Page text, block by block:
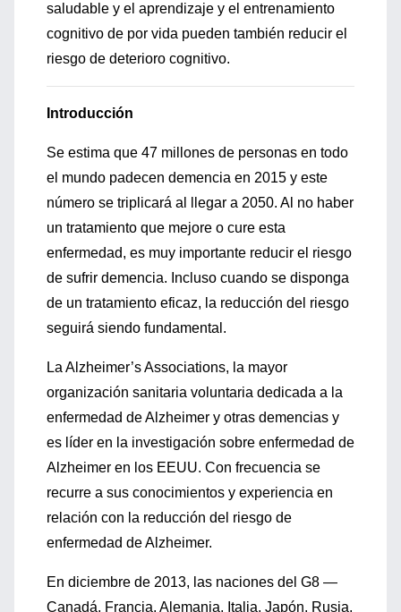
saludable y el aprendizaje y el entrenamiento
cognitivo de por vida pueden también reducir el
riesgo de deterioro cognitivo.
Introducción
Se estima que 47 millones de personas en todo
el mundo padecen demencia en 2015 y este
número se triplicará al llegar a 2050. Al no haber
un tratamiento que mejore o cure esta
enfermedad, es muy importante reducir el riesgo
de sufrir demencia. Incluso cuando se disponga
de un tratamiento eficaz, la reducción del riesgo
seguirá siendo fundamental.
La Alzheimer’s Associations, la mayor
organización sanitaria voluntaria dedicada a la
enfermedad de Alzheimer y otras demencias y
es líder en la investigación sobre enfermedad de
Alzheimer en los EEUU. Con frecuencia se
recurre a sus conocimientos y experiencia en
relación con la reducción del riesgo de
enfermedad de Alzheimer.
En diciembre de 2013, las naciones del G8 —
Canadá, Francia, Alemania, Italia, Japón, Rusia,